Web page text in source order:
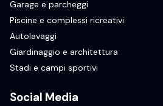
Garage e parcheggi
Piscine e complessi ricreativi
Autolavaggi
Giardinaggio e architettura
Stadi e campi sportivi
Social Media